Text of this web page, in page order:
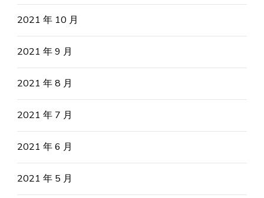
2021 年 10 月
2021 年 9 月
2021 年 8 月
2021 年 7 月
2021 年 6 月
2021 年 5 月